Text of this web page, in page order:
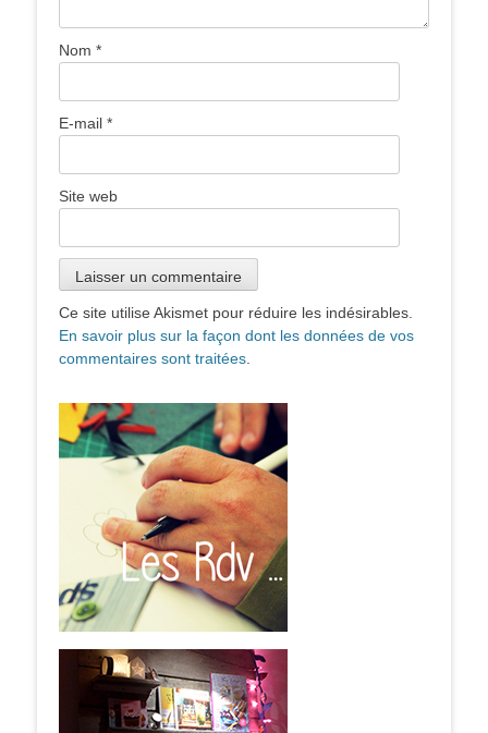
Nom *
E-mail *
Site web
Ce site utilise Akismet pour réduire les indésirables.
En savoir plus sur la façon dont les données de vos
commentaires sont traitées.